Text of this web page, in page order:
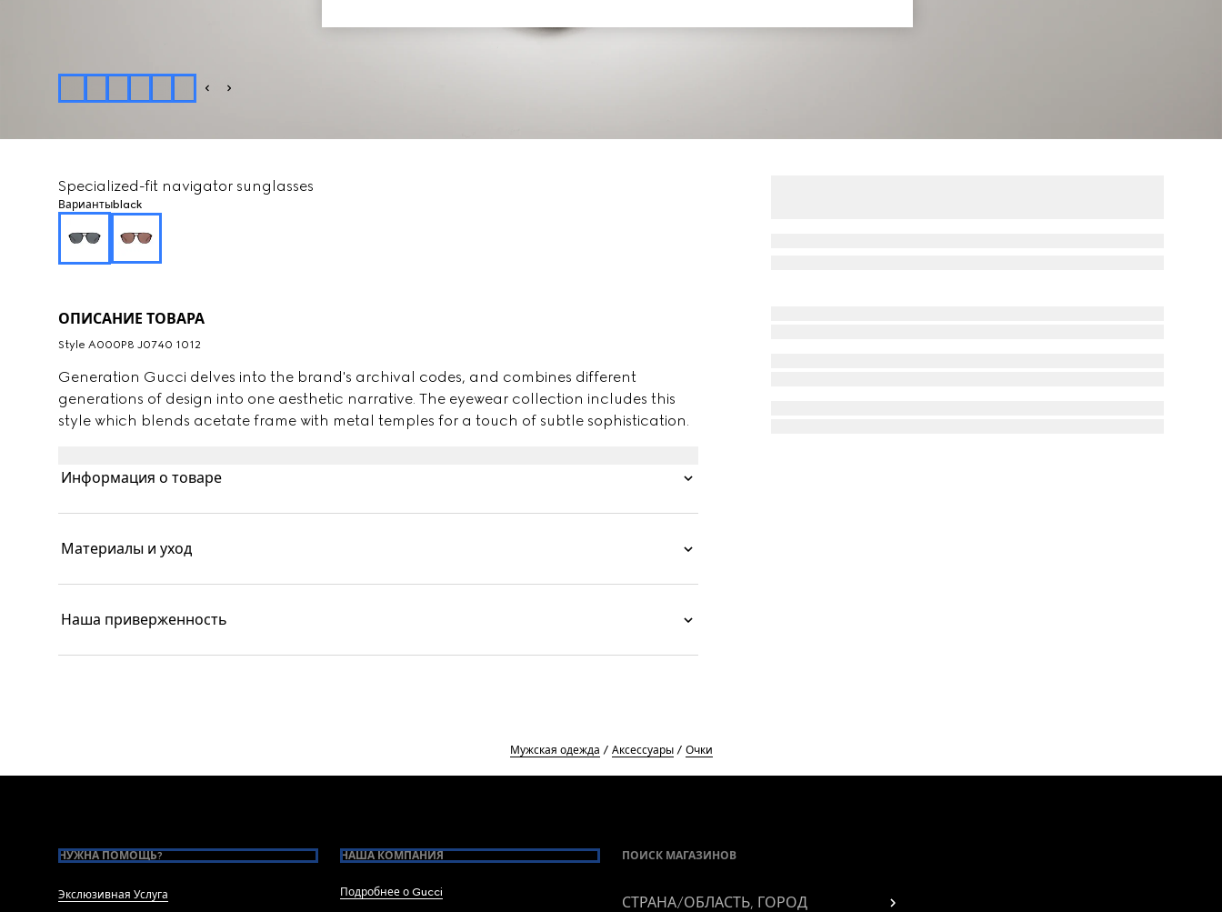
Specialized-fit navigator sunglasses
Вариантыblack
ОПИСАНИЕ ТОВАРА
Style ‎A000P8 J0740 1012
Generation Gucci delves into the brand's archival codes, and combines different
generations of design into one aesthetic narrative. The eyewear collection includes this
style which blends acetate frame with metal temples for a touch of subtle sophistication.
Информация о товаре
Материалы и уход
Наша приверженность
Мужская одежда Аксессуары Очки
НУЖНА ПОМОЩЬ?
Экслюзивная Услуга
НАША КОМПАНИЯ
Подробнее о Gucci
ПОИСК МАГАЗИНОВ
СТРАНА/ОБЛАСТЬ, ГОРОД